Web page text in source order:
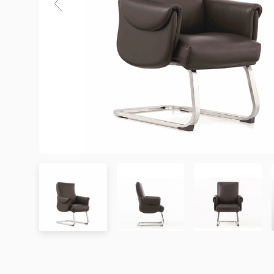
3. Chính sách Giao hàng và Lắp đặt
3.1. Thời gian giao hàng
Đơn hàng được xác
Trong ngày hoặc trong 24h
Tỉnh/Thành phố
Từ 3 – 5 ngày
Showroom tại TP. Hồ Chí minh
– Địa chỉ:Số 345 – 347 Trần Phú, phường An Đông,
– Hotline:0942 90 2468
info@mychair.vn
Chưa có đánh giá nào. hãy là người đầu tiên để lại đánh